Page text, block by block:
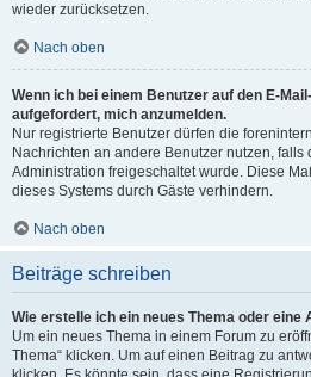
wieder zurücksetzen.
Nach oben
Wenn ich bei einem Benutzer auf den E-
aufgefordert, mich anzumelden.
Nur registrierte Benutzer dürfen die
Nachrichten an andere Benutzer nutzen, falls
Administration freigeschaltet wurde. Diese
dieses Systems durch Gäste verhindern.
Nach oben
Beiträge schreiben
Wie erstelle ich ein neues Thema oder eine
Um ein neues Thema in einem Forum zu
Thema“ klicken. Um auf einen Beitrag zu